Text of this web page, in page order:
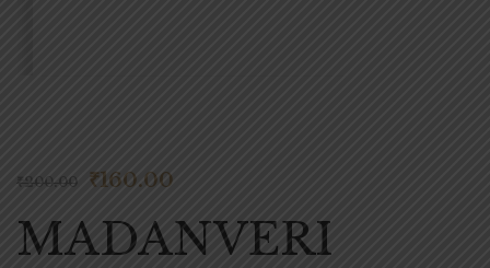
₹200.00 ₹160.00
MADANVERI